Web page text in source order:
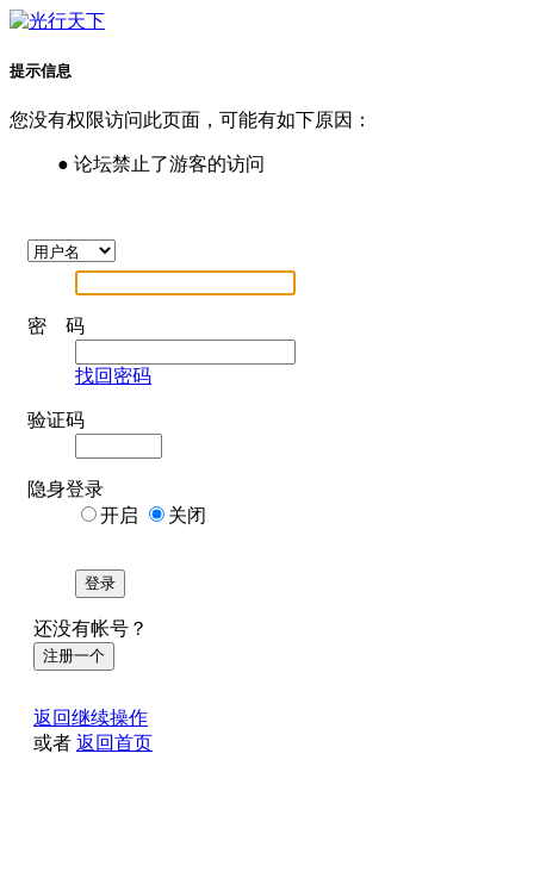
提示信息
您没有权限访问此页面，可能有如下原因：
● 论坛禁止了游客的访问
密 码
找回密码
验证码
隐身登录
开启
关闭
登录
还没有帐号？
注册一个
返回继续操作
或者 返回首页